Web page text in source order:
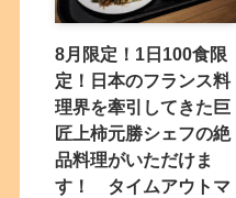
8月限定！1日100食限
定！日本のフランス料
理界を牽引してきた巨
匠上柿元勝シェフの絶
品料理がいただけま
す！ タイムアウトマ